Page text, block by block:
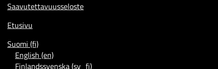
Saavutettavuusseloste
Etusivu
Suomi ‎(fi)‎
English ‎(en)‎
Finlandssvenska ‎(sv_fi)‎